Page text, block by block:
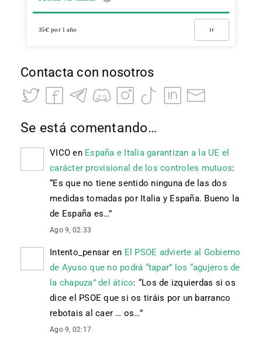
35€ por 1 año Ir
Contacta con nosotros
Se está comentando…
VICO en España e Italia garantizan a la UE el
carácter provisional de los controles mutuos:
“Es que no tiene sentido ninguna de las dos
medidas tomadas por Italia y España. Bueno la
de España es…”
Ago 9, 02:33
Intento_pensar en El PSOE advierte al Gobierno
de Ayuso que no podrá “tapar” los “agujeros de
la chapuza” del ático: “Los de izquierdas si os
dice el PSOE que si os tiráis por un barranco
rebotais al caer … os…”
Ago 9, 02:17